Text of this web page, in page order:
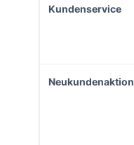
Kundenservice
Neukundenaktion